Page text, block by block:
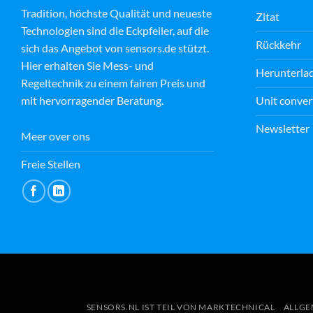
Tradition, höchste Qualität und neueste
Technologien sind die Eckpfeiler, auf die
sich das Angebot von sensors.de stützt.
Hier erhalten Sie Mess- und
Regeltechnik zu einem fairen Preis und
mit hervorragender Beratung.
Meer over ons
Freie Stellen
Zitat
Rückkehr
Unit
Newsletter
M E
15 July 2026
Fantastic customer service by
Andrej. Not only kind and
mile in order to help. Thank you
Read more
SENSORS.NL IST TEIL VON MARKTECHNICAL